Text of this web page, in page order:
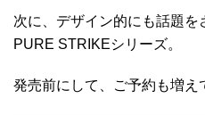
次に、デザイン的にも話題
PURE STRIKEシリーズ。
発売前にして、ご予約も増え